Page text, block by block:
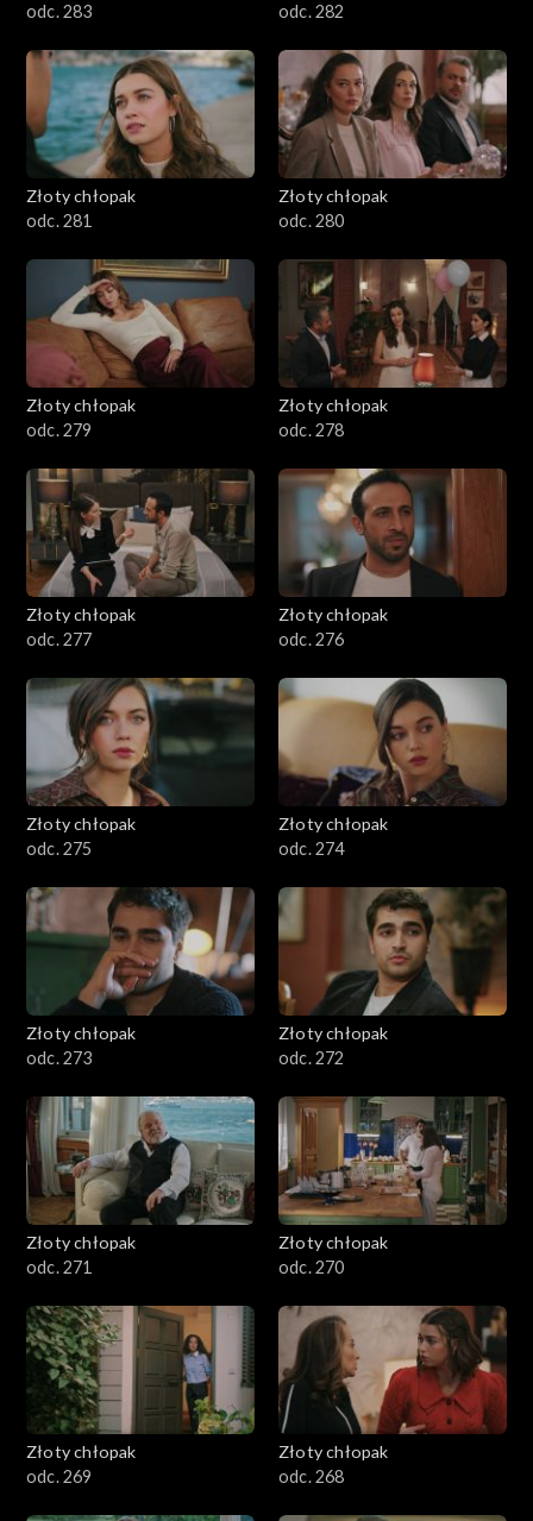
odc. 283
odc. 282
Złoty chłopak
odc. 281
Złoty chłopak
odc. 280
Złoty chłopak
odc. 279
Złoty chłopak
odc. 278
Złoty chłopak
odc. 277
Złoty chłopak
odc. 276
Złoty chłopak
odc. 275
Złoty chłopak
odc. 274
Złoty chłopak
odc. 273
Złoty chłopak
odc. 272
Złoty chłopak
odc. 271
Złoty chłopak
odc. 270
Złoty chłopak
odc. 269
Złoty chłopak
odc. 268